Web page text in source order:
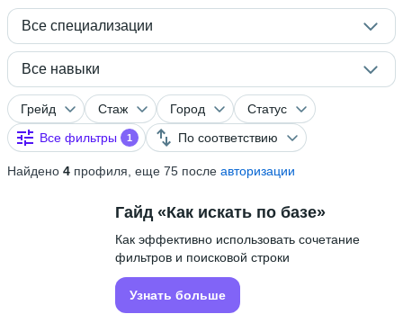
Все специализации
Все навыки
Грейд Стаж Город
Статус
Все фильтры
1 По соответствию
Найдено 4 профиля, еще 75 после авторизации
Гайд «Как искать по базе»
Как эффективно использовать сочетание
фильтров и поисковой строки
Узнать больше